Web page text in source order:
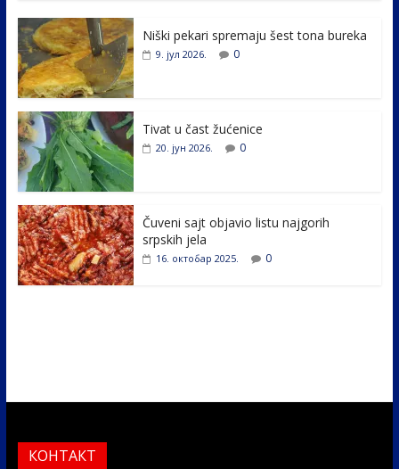
e
b
o
o
k
itt
er e
er
e
Niški pekari spremaju šest tona bureka
9. јул 2026. 0
Tivat u čast žućenice
20. јун 2026. 0
Čuveni sajt objavio listu najgorih
srpskih jela
16. октобар 2025. 0
КОНТАКТ